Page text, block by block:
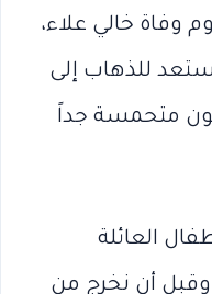
وفاة خالي علاء،
للذهاب إلى
متحمسة جداً
العائلة
أن نخرج من